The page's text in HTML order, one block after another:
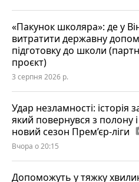
«Пакунок школяра»: де у
витратити державну
підготовку до школи
проєкт)
3 серпня 2026 р.
Удар незламності: історія
який повернувся з полону
новий сезон Прем’єр-ліги
Вчора о 20:15
Допоможуть у тяжку